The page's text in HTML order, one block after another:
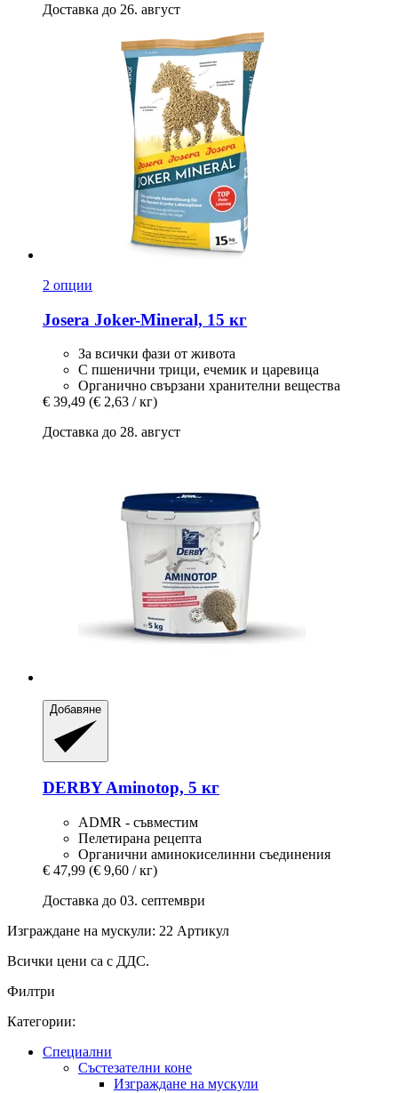
Доставка до 26. август
2 опции
Josera Joker-​Mineral, 15 кг
За всички фази от живота
С пшенични трици, ечемик и царевица
Органично свързани хранителни вещества
€ 39,49 (€ 2,63 / кг)
Доставка до 28. август
Добавяне
DERBYAminotop, 5 кг
ADMR - съвместим
Пелетирана рецепта
Органични аминокиселинни съединения
€ 47,99 (€ 9,60 / кг)
Доставка до 03. септември
Изграждане на мускули: 22 Артикул
Всички цени са с ДДС.
Филтри
Категории:
Специални
Състезателни коне
Изграждане на мускули